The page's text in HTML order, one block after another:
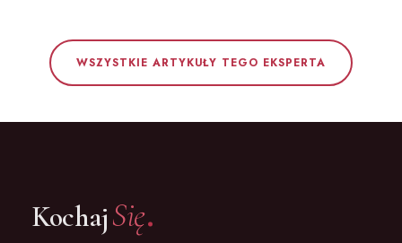
WSZYSTKIE ARTYKUŁY TEGO EKSPERTA
KochajSię.